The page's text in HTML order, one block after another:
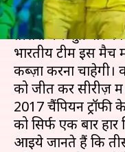
भारत-ऑस्ट्रेलिया के
तीसरा मैच शुक्रवार
भारतीय टीम इस मैच
कब्ज़ा करना चाहेगी।
को जीत कर सीरीज़ में
2017 चैंपियन ट्रॉफी
को सिर्फ एक बार हार
आइये जानते हैं कि